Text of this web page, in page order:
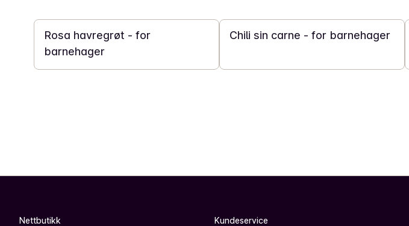
Rosa havregrøt - for
barnehager
Chili sin carne - for barnehager
Nettbutikk Kundeservice